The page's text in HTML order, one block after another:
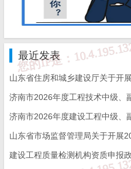
最近发表
济南市2026年度建设工程中级、
建设工程质量检测机构资质申报